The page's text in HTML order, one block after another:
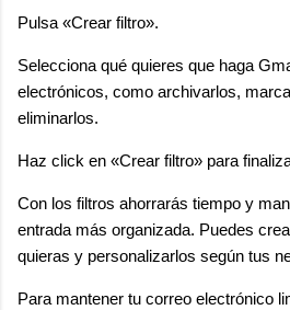
Pulsa «Crear filtro».
Selecciona qué quieres que haga
electrónicos, como archivarlos,
eliminarlos.
Haz click en «Crear filtro» para
Con los filtros ahorrarás tiempo y
entrada más organizada. Puedes
quieras y personalizarlos según tus
Para mantener tu correo electrónico